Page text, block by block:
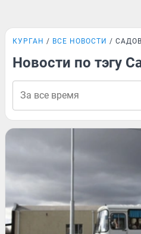
КУРГАН ВСЕ НОВОСТИ
Новости по тэгу